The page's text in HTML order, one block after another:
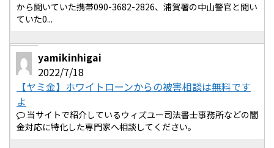
から聞いていた携帯090-3682-2826、浦賀署の中山警官と聞い
ていた0...
yamikinhigai
2022/7/18
【ヤミ金】ホワイトローンからの被害相談は無料です
よ
当サイトで紹介しているウィズユー司法書士事務所などの闇
金対応に特化した専門家へ相談してください。